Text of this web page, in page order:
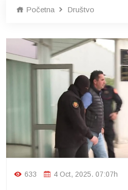
Početna Društvo
633 4 Oct, 2025. 07:07h